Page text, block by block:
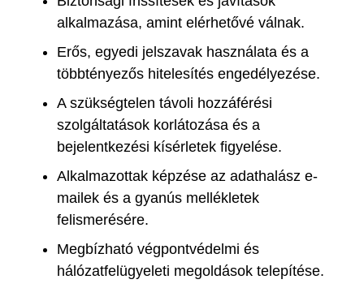
alkalmazása, amint elérhetővé válnak.
Erős, egyedi jelszavak használata és a
többtényezős hitelesítés engedélyezése.
A szükségtelen távoli hozzáférési
szolgáltatások korlátozása és a
bejelentkezési kísérletek figyelése.
Alkalmazottak képzése az adathalász e-
mailek és a gyanús mellékletek
felismerésére.
Megbízható végpontvédelmi és
hálózatfelügyeleti megoldások telepítése.